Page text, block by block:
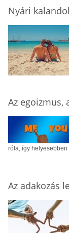
Nyári
Az egoizmus,
róla, így helyesebben
Az adakozás